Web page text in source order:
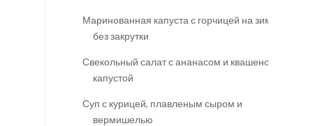
Маринованная капуста с горчицей на зиму
без закрутки
Свекольный салат с ананасом и квашеной
капустой
Суп с курицей, плавленым сыром и
вермишелью